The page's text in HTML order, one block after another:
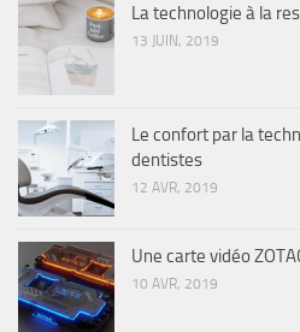
La technologie à la
13 JUIN, 2019
Le confort par la
dentistes
12 AVR, 2019
Une carte vidéo
10 AVR, 2019